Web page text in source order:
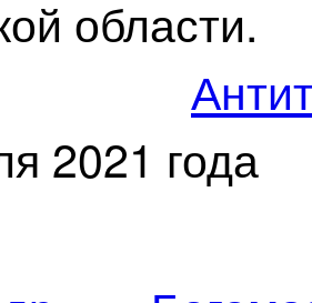
области.
2021 года